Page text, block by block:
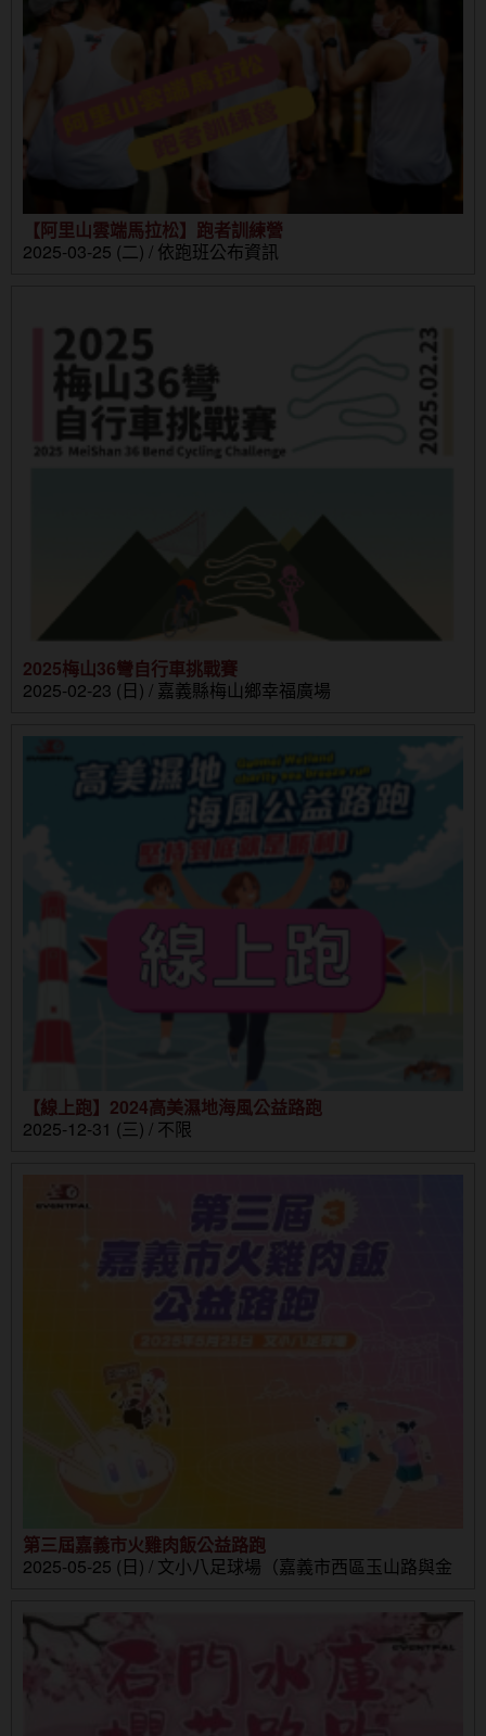
【阿里山雲端馬拉松】跑者訓練營
2025-03-25 (二) / 依跑班公布資訊
2025梅山36彎自行車挑戰賽
2025-02-23 (日) / 嘉義縣梅山鄉幸福廣場
【線上跑】2024高美濕地海風公益路跑
2025-12-31 (三) / 不限
第三屆嘉義市火雞肉飯公益路跑
2025-05-25 (日) / 文小八足球場（嘉義市西區玉山路與金